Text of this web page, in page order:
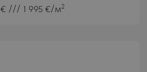
€ /// 1 995 €/м2